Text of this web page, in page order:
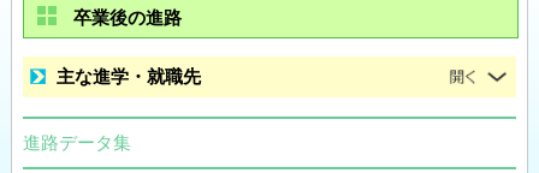
卒業後の進路
主な進学・就職先
進路データ集